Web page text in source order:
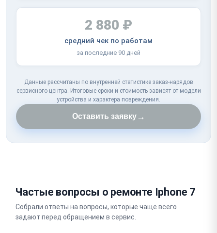
2 880 ₽
средний чек по работам
за последние 90 дней
Данные рассчитаны по внутренней статистике заказ-нарядов
сервисного центра. Итоговые сроки и стоимость зависят от модели
устройства и характера повреждения.
Оставить заявку→
Частые вопросы о ремонте Iphone 7
Собрали ответы на вопросы, которые чаще всего
задают перед обращением в сервис.